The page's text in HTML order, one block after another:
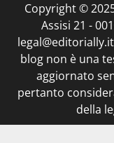
Copyright ©
Assisi 21 -
blog non è una
aggiornato
pertanto
della